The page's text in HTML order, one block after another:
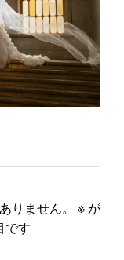
りません。 ※が
です